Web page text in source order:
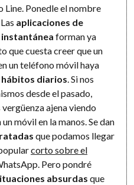
Line. Ponedle el nombre
aplicaciones de
forman ya
que cuesta creer que un
un teléfono móvil haya
diarios. Si nos
desde el pasado,
ajena viendo
móvil en la manos. Se dan
que podamos llegar
corto sobre el
Pero pondré
absurdas que